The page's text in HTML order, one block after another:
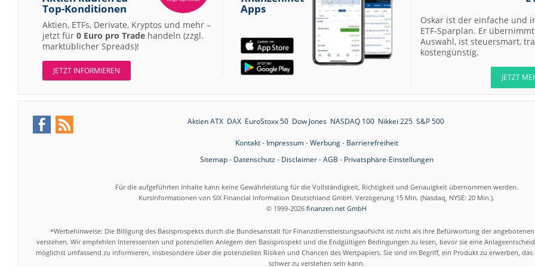
07.08.26
Merck Market-
Perform
Allianz Sector
Perform
07.08.26
Daimler Truck Buy
07.08.26
Münchener
Top-Konditionen
Aktien, ETFs, Derivate, Kryptos und mehr –
jetzt für 0 Euro pro Trade handeln (zzgl.
marktüblicher Spreads)!
JETZT INFORMIEREN
Apps
Oskar ist der einfache und
ETF-Sparplan. Er übernimmt
Auswahl, ist steuersmart,
kostengünstig.
JETZT
Aktien ATX DAX EuroStoxx 50 Dow Jones NASDAQ 100 Nikkei 225 S&P 500
Kontakt- Impressum-Werbung- Barrierefreiheit
Sitemap- Datenschutz- Disclaimer-AGB - Privatsphäre-Einstellungen
Für die aufgeführten Inhalte kann keine Gewährleistung für die Vollständigkeit, Richtigkeit und Genauigkeit übernommen werden.
Kursinformationen von SIX Financial Information Deutschland GmbH. Verzögerung 15 Min. (Nasdaq, NYSE: 20 Min.).
© 1999-2026 finanzen.net GmbH
*Werbehinweise: Die Billigung des Basisprospekts durch die Bundesanstalt für Finanzdienstleistungsaufsicht ist nicht als ihre Befürwortung der
verstehen. Wir empfehlen Interessenten und potenziellen Anlegern den Basisprospekt und die Endgültigen Bedingungen zu lesen, bevor sie eine
möglichst umfassend zu informieren, insbesondere über die potenziellen Risiken und Chancen des Wertpapiers. Sie sind im Begriff, ein Produkt zu erwerben,
schwer zu verstehen sein kann.